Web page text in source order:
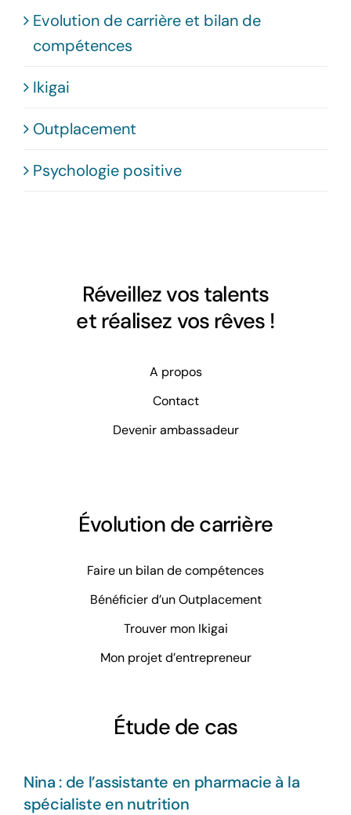
Evolution de carrière et bilan de
compétences
Ikigai
Outplacement
Psychologie positive
Réveillez vos talents
et réalisez vos rêves !
A propos
Contact
Devenir ambassadeur
Évolution de carrière
Faire un bilan de compétences
Bénéficier d’un Outplacement
Trouver mon Ikigai
Mon projet d’entrepreneur
Étude de cas
Nina : de l’assistante en pharmacie à la
spécialiste en nutrition